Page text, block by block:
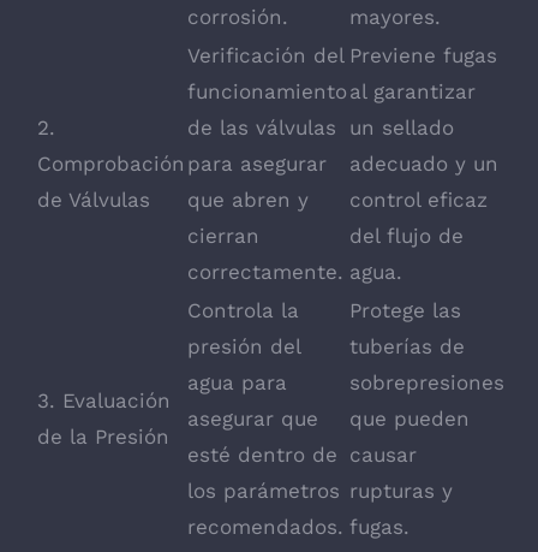
corrosión.
mayores.
2.
Comprobación
de Válvulas
Verificación del
funcionamiento
de las válvulas
para asegurar
que abren y
cierran
correctamente.
Previene fugas
al garantizar
un sellado
adecuado y un
control eficaz
del flujo de
agua.
3. Evaluación
de la Presión
Controla la
presión del
agua para
asegurar que
esté dentro de
los parámetros
recomendados.
Protege las
tuberías de
sobrepresiones
que pueden
causar
rupturas y
fugas.